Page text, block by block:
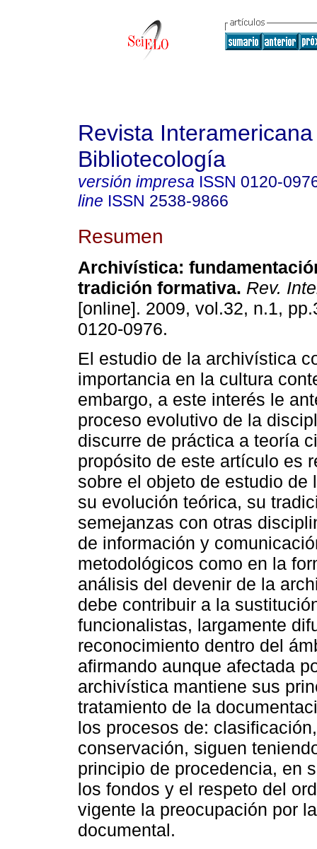
Revista
Bibliotecología
versión impresa ISSN 0120-
line ISSN 2538-9866
Resumen
Archivística:
tradición formativa. Rev.
[online]. 2009, vol.32, n.1,
0120-0976.
El estudio de la archivística
importancia en la cultura
embargo, a este interés le
proceso evolutivo de la
discurre de práctica a teoría
propósito de este artículo es
sobre el objeto de estudio de
su evolución teórica, su
semejanzas con otras
de información y
metodológicos como en la
análisis del devenir de la
debe contribuir a la
funcionalistas, largamente
reconocimiento dentro del
afirmando aunque afectada
archivística mantiene sus
tratamiento de la
los procesos de:
conservación, siguen
principio de procedencia, en
los fondos y el respeto del
vigente la preocupación por
documental.